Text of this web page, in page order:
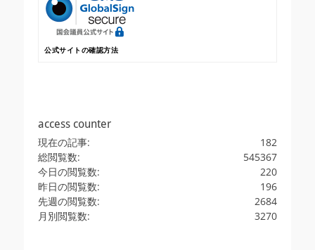
公式サイトの確認方法
access counter
182
現在の記事:
545367
総閲覧数:
220
今日の閲覧数:
196
昨日の閲覧数:
2684
先週の閲覧数:
3270
月別閲覧数: